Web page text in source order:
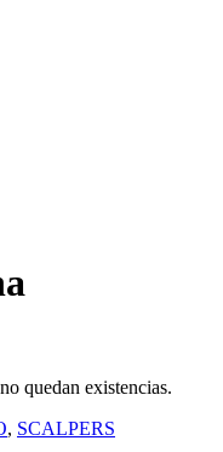
quedan existencias.
, SCALPERS